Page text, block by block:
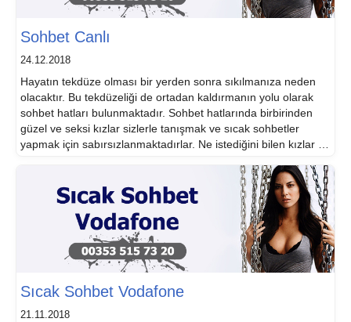
Sohbet Canlı
24.12.2018
Hayatın tekdüze olması bir yerden sonra sıkılmanıza neden
olacaktır. Bu tekdüzeliği de ortadan kaldırmanın yolu olarak
sohbet hatları bulunmaktadır. Sohbet hatlarında birbirinden
güzel ve seksi kızlar sizlerle tanışmak ve sıcak sohbetler
yapmak için sabırsızlanmaktadırlar. Ne istediğini bilen kızlar ile
renkler katmanız sağlanmaktadır. Arzu dolu kızlar ile […]
Sıcak Sohbet Vodafone
21.11.2018